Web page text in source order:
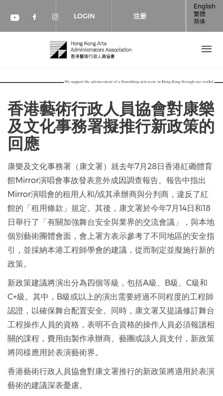
Check our social media on youtube
Check our social media on
Check our social media on
LOGIN 注册
English
繁體
简体
香港藝術行政人員協會對康樂
及文化事務署擬推行新政策的
回應
康樂及文化事務署（康文署）就去年7月28日香港紅磡體育
館Mirror演唱會事故發表意外成因調查報告。報告中指出
Mirror演唱會的租用人和/或其承辦商與分判商，違反了紅
館的「租用條款」規定。其後，康文署於今年7月14日和18
日舉行了「有關加強舞台安全與業界的交流會議」，與本地
個別藝術團體會面，會上署方表示參考了不同地區的安全指
引，並採納本港工程師學會的建議，從而制定並擬施行新的
政策。
新政策建議將演出分為四個等級，包括A級、B級、C級和
C+級。其中，B級或以上的演出需要經過不同程度的工程師
認證，以確保舞台配置安全。同時，康文署又提議修訂舞台
工程操作人員的資格，表明不合資格的操作人員必須報讀相
關的課程，費用由製作承辦商、藝團或該人員支付，新政策
將同樣應用於表演藝術界。
香港藝術行政人員協會對康文署推行的新政策將適用於表演
藝術的建議深表憂慮。